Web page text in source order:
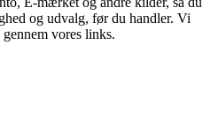
og udvalg, før du handler. Vi
vores links.